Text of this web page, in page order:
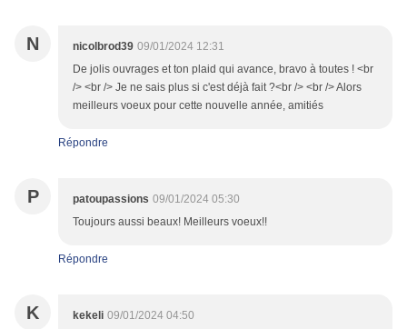
N nicolbrod39 09/01/2024 12:31
De jolis ouvrages et ton plaid qui avance, bravo à toutes ! <br
/> <br /> Je ne sais plus si c'est déjà fait ?<br /> <br /> Alors
meilleurs voeux pour cette nouvelle année, amitiés
Répondre
P patoupassions 09/01/2024 05:30
Toujours aussi beaux! Meilleurs voeux!!
Répondre
K kekeli 09/01/2024 04:50